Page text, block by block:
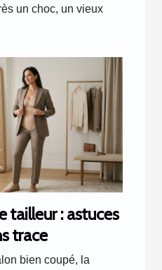
un choc, un vieux
tailleur : astuces
trace
bien coupé, la